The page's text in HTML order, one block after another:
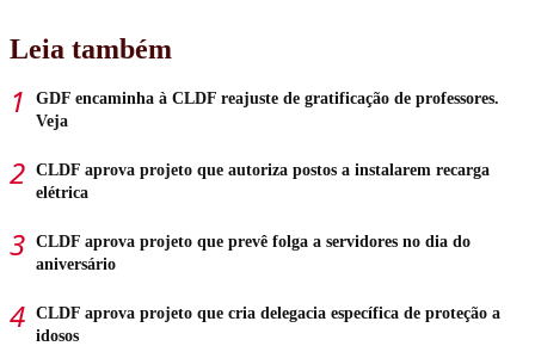
Leia também
GDF encaminha à CLDF reajuste de gratificação de professores.
Veja
CLDF aprova projeto que autoriza postos a instalarem recarga
elétrica
CLDF aprova projeto que prevê folga a servidores no dia do
aniversário
CLDF aprova projeto que cria delegacia específica de proteção a
idosos